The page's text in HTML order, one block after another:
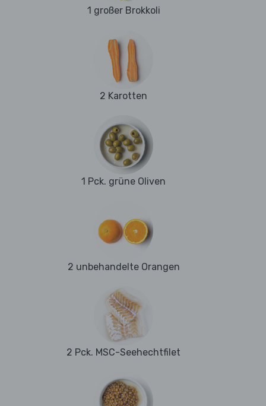
1 großer Brokkoli
2 Karotten
1 Pck. grüne Oliven
2 unbehandelte Orangen
2 Pck. MSC-Seehechtfilet